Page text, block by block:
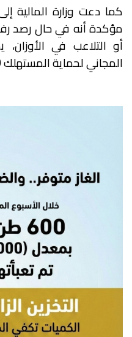
كما دعت وزارة المالية
مؤكدة أنه في حال رصد
أو التلاعب في الأوزان،
المجاني لحماية المستهلك 129.